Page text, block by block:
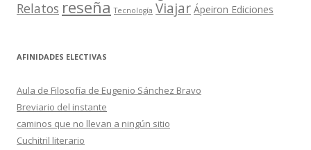
Relatos reseña Tecnología Viajar Ápeiron Ediciones
AFINIDADES ELECTIVAS
Aula de Filosofía de Eugenio Sánchez Bravo
Breviario del instante
caminos que no llevan a ningún sitio
Cuchitril literario